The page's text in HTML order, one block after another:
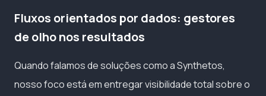
Fluxos orientados por dados: gestores
de olho nos resultados
Quando falamos de soluções como a Synthetos,
nosso foco está em entregar visibilidade total sobre o